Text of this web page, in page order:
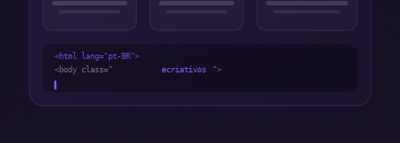
<html lang="pt-BR">
<body class="
ecriativos ">